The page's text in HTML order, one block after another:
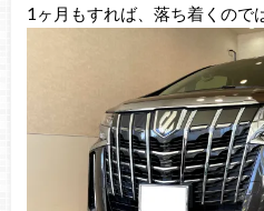
1ヶ月もすれば、落ち着くので